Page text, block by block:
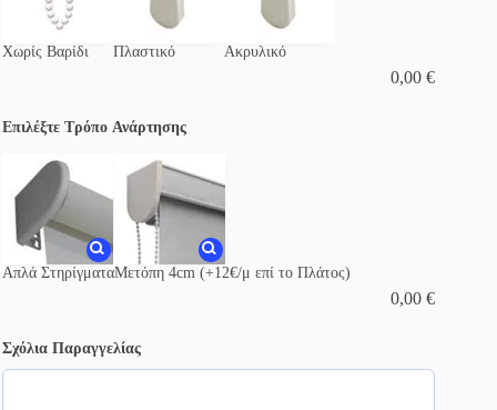
Χωρίς Βαρίδι Πλαστικό Ακρυλικό
0,00€
Επιλέξτε Τρόπο Ανάρτησης
Απλά ΣτηρίγματαΜετόπη 4cm (+12€/μ επί το Πλάτος)
0,00€
Σχόλια Παραγγελίας